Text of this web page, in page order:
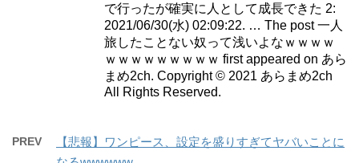
で行ったが確実に人として成長できた 2:
2021/06/30(水) 02:09:22. … The post 一人
旅したことない奴って浅いよなｗｗｗｗ
ｗｗｗｗｗｗｗｗｗ first appeared on あら
まめ2ch. Copyright © 2021 あらまめ2ch
All Rights Reserved.
PREV
【悲報】ワンピース、設定を盛りすぎてヤバいことに